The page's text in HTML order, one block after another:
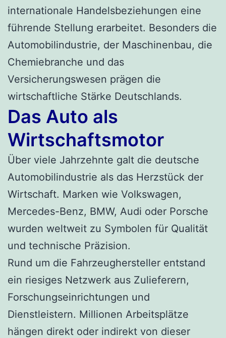
internationale Handelsbeziehungen eine
führende Stellung erarbeitet. Besonders die
Automobilindustrie, der Maschinenbau, die
Chemiebranche und das
Versicherungswesen prägen die
wirtschaftliche Stärke Deutschlands.
Das Auto als
Wirtschaftsmotor
Über viele Jahrzehnte galt die deutsche
Automobilindustrie als das Herzstück der
Wirtschaft. Marken wie Volkswagen,
Mercedes-Benz, BMW, Audi oder Porsche
wurden weltweit zu Symbolen für Qualität
und technische Präzision.
Rund um die Fahrzeughersteller entstand
ein riesiges Netzwerk aus Zulieferern,
Forschungseinrichtungen und
Dienstleistern. Millionen Arbeitsplätze
hängen direkt oder indirekt von dieser